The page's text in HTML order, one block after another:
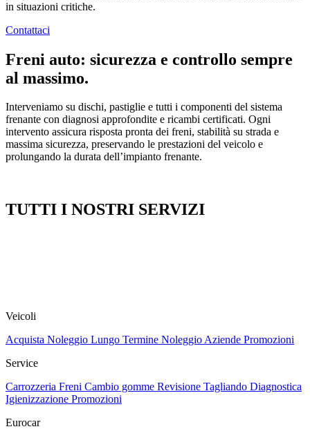
in situazioni critiche.
Contattaci
Freni auto: sicurezza e controllo sempre
al massimo.
Interveniamo su dischi, pastiglie e tutti i componenti del sistema
frenante con diagnosi approfondite e ricambi certificati. Ogni
intervento assicura risposta pronta dei freni, stabilità su strada e
massima sicurezza, preservando le prestazioni del veicolo e
prolungando la durata dell’impianto frenante.
TUTTI I NOSTRI SERVIZI
Veicoli
Acquista Noleggio Lungo Termine Noleggio Aziende Promozioni
Service
Carrozzeria Freni Cambio gomme Revisione Tagliando Diagnostica
Igienizzazione Promozioni
Eurocar